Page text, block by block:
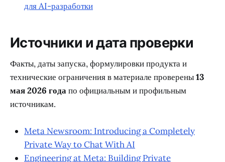
для AI-разработки
Источники и дата проверки
Факты, даты запуска, формулировки продукта и
технические ограничения в материале проверены13
мая 2026 годапо официальным и профильным
источникам.
Meta Newsroom: Introducing a Completely
Private Way to Chat With AI
Engineering at Meta: Building Private